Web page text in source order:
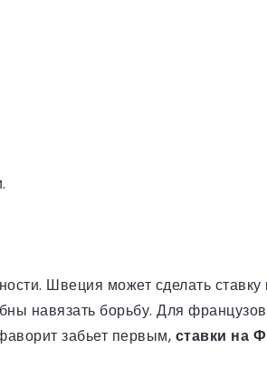
Швеция может сделать ставку
навязать борьбу. Для
забьет первым, ставки на